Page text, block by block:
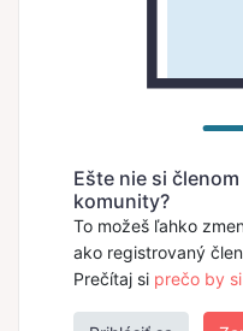
Ešte nie si
komunity?
To možeš ľahko
ako registrovaný
Prečítaj si prečo by